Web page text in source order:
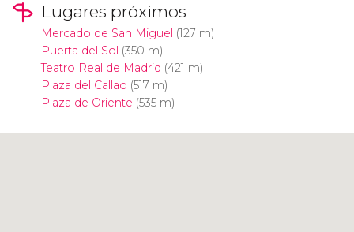
Lugares próximos
Mercado de San Miguel (127 m)
Puerta del Sol (350 m)
Teatro Real de Madrid (421 m)
Plaza del Callao (517 m)
Plaza de Oriente (535 m)